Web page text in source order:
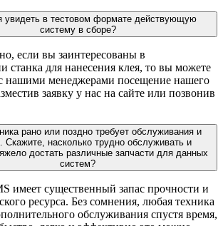
увидеть в тестовом формате действующую
систему в сборе?
если вы заинтересованы в
станка для нанесения клея, то вы можете
с нашими менеджерами посещение нашего
заявку у нас на сайте или позвонив
рано или поздно требует обслуживания и
Скажите, насколько трудно обслуживать и
достать различные запчасти для данных
систем?
имеет существенный запас прочности и
ресурса. Без сомнения, любая техника
обслуживания спустя время,